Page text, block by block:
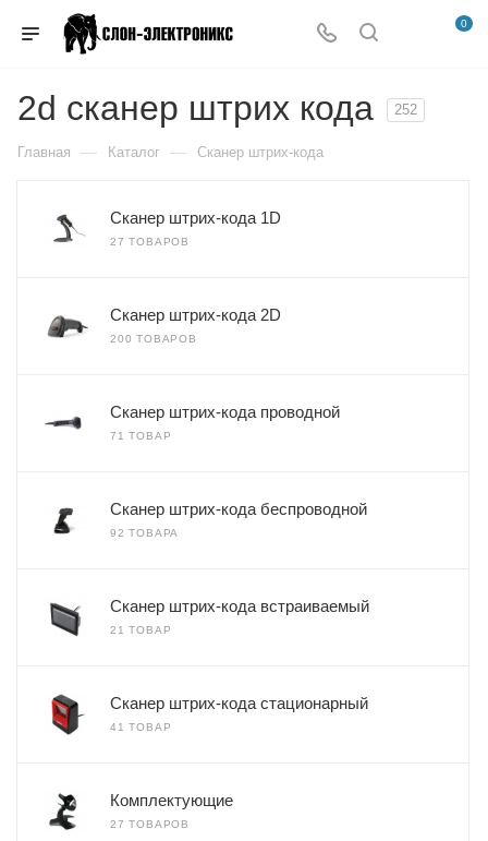
0
2d сканер штрих кода 252
Главная — Каталог — Сканер штрих-кода
Сканер штрих-кода 1D
27 ТОВАРОВ
Сканер штрих-кода 2D
200 ТОВАРОВ
Сканер штрих-кода проводной
71 ТОВАР
Сканер штрих-кода беспроводной
92 ТОВАРА
Сканер штрих-кода встраиваемый
21 ТОВАР
Сканер штрих-кода стационарный
41 ТОВАР
Комплектующие
27 ТОВАРОВ